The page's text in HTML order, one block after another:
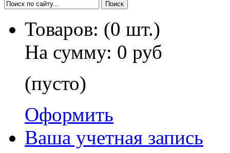
Товаров: (0 шт.)
На сумму: 0 руб
(пусто)
Оформить
Ваша учетная запись